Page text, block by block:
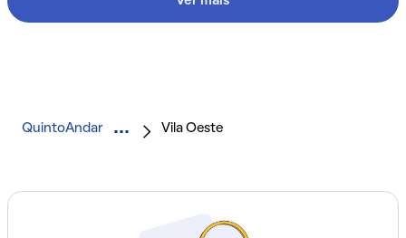
QuintoAndar Vila Oeste